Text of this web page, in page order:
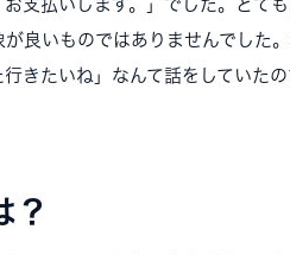
支払いします。」でした。とて
良いものではありませんでした
きたいね」なんて話をしていた
？